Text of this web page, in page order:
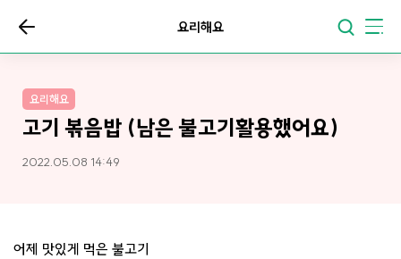
요리해요
요리해요
고기 볶음밥 (남은 불고기활용했어요)
2022.05.08 14:49
어제 맛있게 먹은 불고기